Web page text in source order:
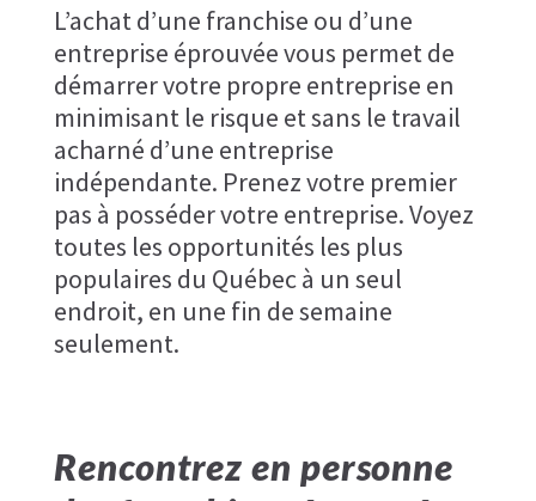
L’achat d’une franchise ou d’une
entreprise éprouvée vous permet de
démarrer votre propre entreprise en
minimisant le risque et sans le travail
acharné d’une entreprise
indépendante. Prenez votre premier
pas à posséder votre entreprise. Voyez
toutes les opportunités les plus
populaires du Québec à un seul
endroit, en une fin de semaine
seulement.
Rencontrez en personne